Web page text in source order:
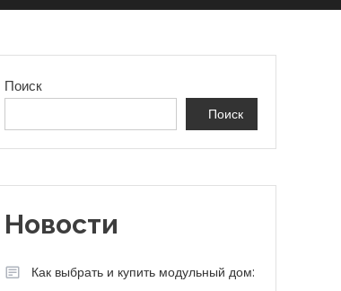
Поиск
Поиск
Новости
Как выбрать и купить модульный дом: